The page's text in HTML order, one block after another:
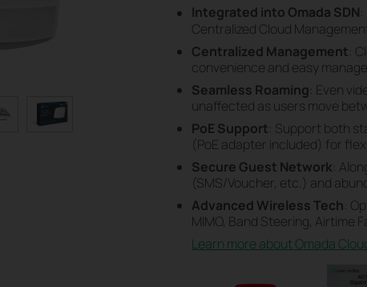
Integrated into Omada SDN
Centralized Cloud
Centralized Management:
convenience and easy
Seamless Roaming: Even
unaffected as users move
PoE Support: Support both
(PoE adapter included) for
Secure Guest Network:
(SMS/Voucher, etc.) and
Advanced Wireless Tech:
MIMO, Band Steering, Airtime
Learn more about Omada